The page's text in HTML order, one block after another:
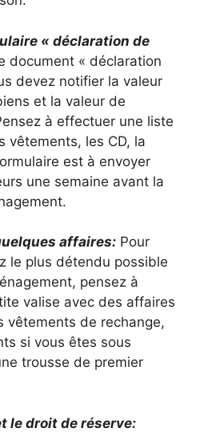
« déclaration de
document « déclaration
devez notifier la valeur
et la valeur de
à effectuer une liste
vêtements, les CD, la
est à envoyer
une semaine avant la
affaires: Pour
le plus détendu possible
pensez à
valise avec des affaires
vêtements de rechange,
si vous êtes sous
trousse de premier
le droit de réserve: